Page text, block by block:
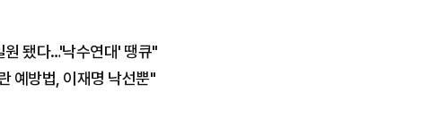
원 됐다…'낙수연대' 땡큐"
예방법, 이재명 낙선뿐"